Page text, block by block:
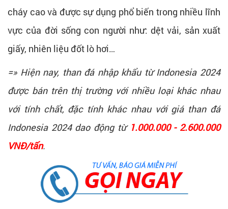
cháy cao và được sự dụng phổ biến trong nhiều lĩnh
vực của đời sống con người như: dệt vải, sản xuất
giấy, nhiên liệu đốt lò hơi…
=» Hiện nay, than đá nhập khẩu từ Indonesia 2024
được bán trên thị trường với nhiều loại khác nhau
với tính chất, đặc tính khác nhau với giá than đá
Indonesia 2024 dao động từ 1.000.000 - 2.600.000
VNĐ/tấn.